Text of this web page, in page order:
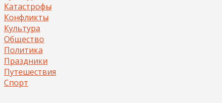
Катастрофы
Конфликты
Культура
Общество
Политика
Праздники
Путешествия
Спорт